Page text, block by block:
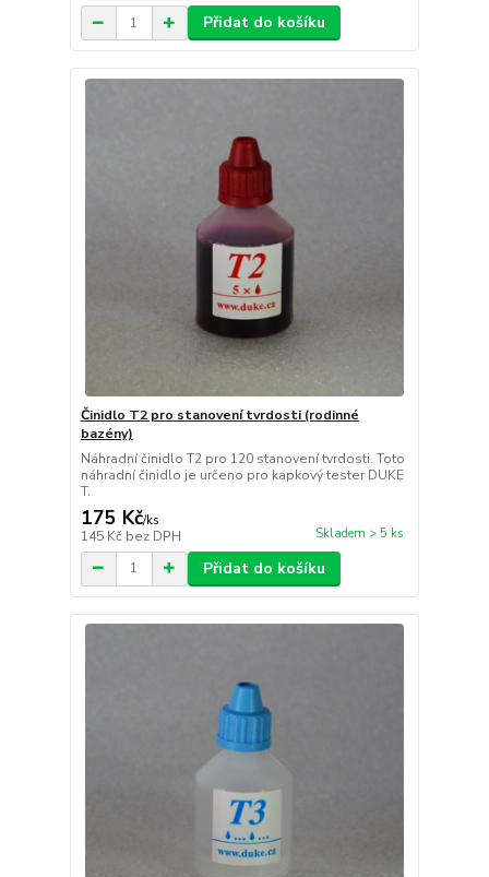
Přidat do košíku
Činidlo T2 pro stanovení tvrdosti (rodinné
bazény)
Náhradní činidlo T2 pro 120 stanovení tvrdosti. Toto
náhradní činidlo je určeno pro kapkový tester DUKE
T.
175 Kč/ks
145 Kč bez DPH Skladem > 5 ks
Přidat do košíku